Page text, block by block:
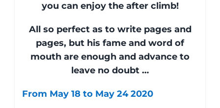
you can enjoy the after climb!
All so perfect as to write pages and
pages, but his fame and word of
mouth are enough and advance to
leave no doubt …
From May 18 to May 24 2020